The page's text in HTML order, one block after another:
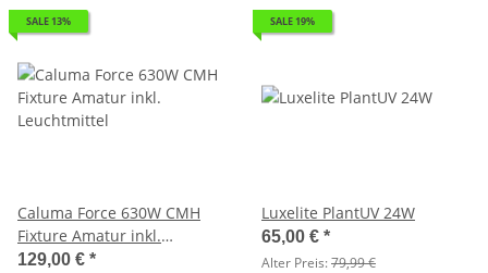
SALE 13%
Caluma Force 630W CMH
Fixture Amatur inkl.
Leuchtmittel
129,00 € *
SALE 19%
Luxelite PlantUV 24W
65,00 € *
Alter Preis:79,99 €